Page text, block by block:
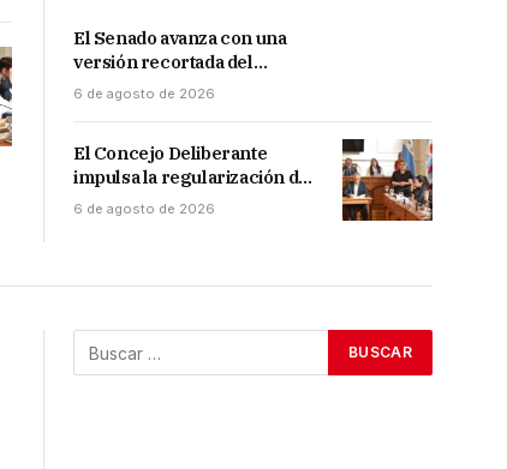
El Senado avanza con una
versión recortada del
proyecto propiedad privada:
6 de agosto de 2026
El Concejo Deliberante
impulsa la regularización de
obras comerciales
6 de agosto de 2026